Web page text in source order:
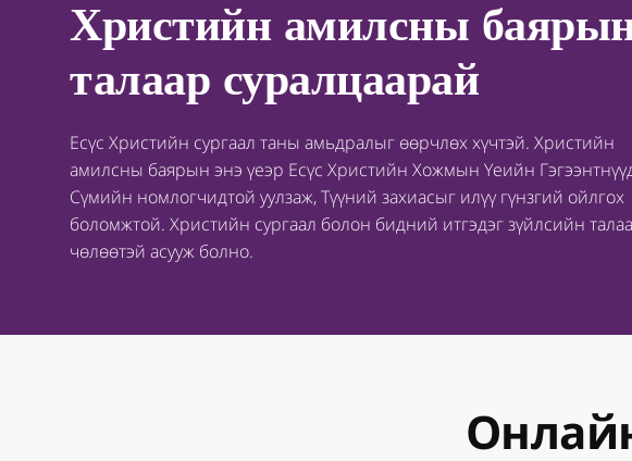
Христийн амилсны
талаар суралцаарай
Есүс Христийн сургаал таны амьдралыг өөрчлөх хүчтэй. Христийн
амилсны баярын энэ үеэр Есүс Христийн Хожмын Үеийн
Сүмийн номлогчидтой уулзаж, Түүний захиасыг илүү гүнзгий ойлгох
боломжтой. Христийн сургаал болон бидний итгэдэг зүйлсийн
чөлөөтэй асууж болно.